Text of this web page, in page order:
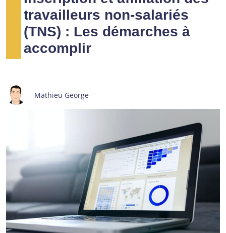
travailleurs non-salariés
(TNS) : Les démarches à
accomplir
Mathieu George